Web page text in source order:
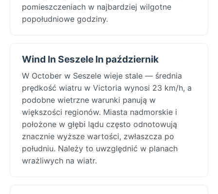
pomieszczeniach w najbardziej wilgotne
popołudniowe godziny.
Wind In Seszele In październik
W October w Seszele wieje stale — średnia
prędkość wiatru w Victoria wynosi 23 km/h, a
podobne wietrzne warunki panują w
większości regionów. Miasta nadmorskie i
położone w głębi lądu często odnotowują
znacznie wyższe wartości, zwłaszcza po
południu. Należy to uwzględnić w planach
wrażliwych na wiatr.